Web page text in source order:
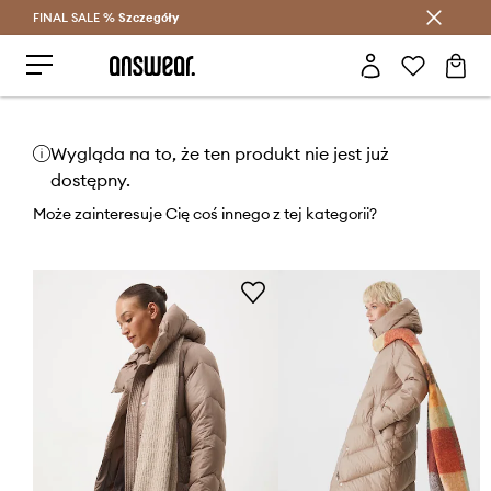
Oszczędzaj z Answear Club >
FINAL SALE % Szczegóły
Wygląda na to, że ten produkt nie jest już
dostępny.
Może zainteresuje Cię coś innego z tej kategorii?